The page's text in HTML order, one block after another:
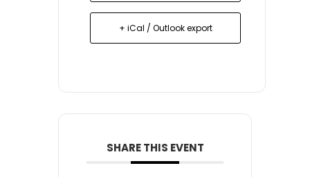
+ iCal / Outlook export
SHARE THIS EVENT